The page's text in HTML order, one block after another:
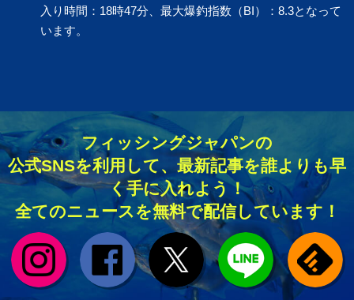
入り時間：18時47分、最大爆釣指数（BI）：8.3となって
います。
フィッシングジャパンの
公式SNSを利用して、最新記事を誰よりも早
く手に入れよう！
全てのニュースを無料で配信しています！